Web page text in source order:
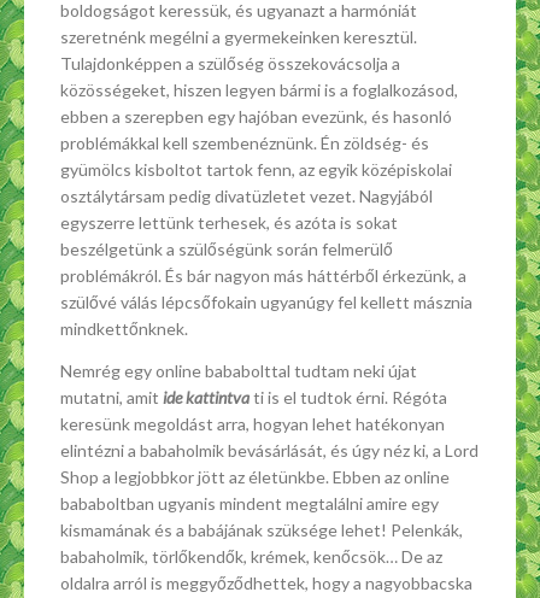
boldogságot keressük, és ugyanazt a harmóniát
szeretnénk megélni a gyermekeinken keresztül.
Tulajdonképpen a szülőség összekovácsolja a
közösségeket, hiszen legyen bármi is a foglalkozásod,
ebben a szerepben egy hajóban evezünk, és hasonló
problémákkal kell szembenéznünk. Én zöldség- és
gyümölcs kisboltot tartok fenn, az egyik középiskolai
osztálytársam pedig divatüzletet vezet. Nagyjából
egyszerre lettünk terhesek, és azóta is sokat
beszélgetünk a szülőségünk során felmerülő
problémákról. És bár nagyon más háttérből érkezünk, a
szülővé válás lépcsőfokain ugyanúgy fel kellett másznia
mindkettőnknek.
Nemrég egy online bababolttal tudtam neki újat
mutatni, amit ide kattintvati is el tudtok érni. Régóta
keresünk megoldást arra, hogyan lehet hatékonyan
elintézni a babaholmik bevásárlását, és úgy néz ki, a Lord
Shop a legjobbkor jött az életünkbe. Ebben az online
bababoltban ugyanis mindent megtalálni amire egy
kismamának és a babájának szüksége lehet! Pelenkák,
babaholmik, törlőkendők, krémek, kenőcsök… De az
oldalra arról is meggyőződhettek, hogy a nagyobbacska